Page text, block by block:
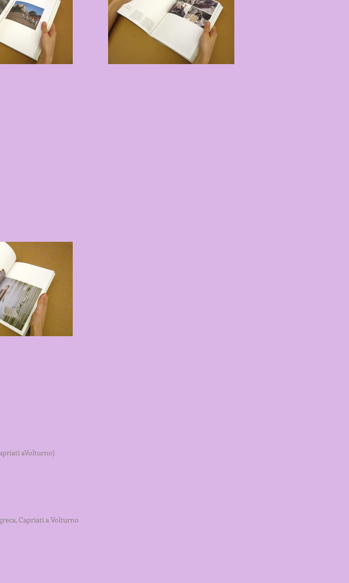
aVolturno)
Capriati a Volturno